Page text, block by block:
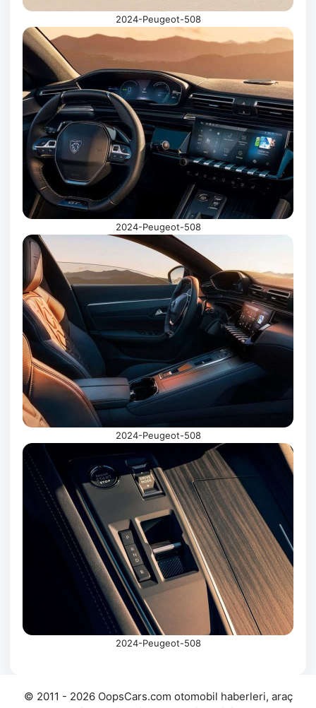
2024-Peugeot-508
2024-Peugeot-508
2024-Peugeot-508
2024-Peugeot-508
© 2011 - 2026 OopsCars.com otomobil haberleri, araç